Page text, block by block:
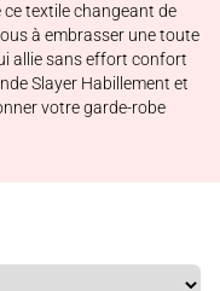
textile changeant de
à embrasser une toute
allie sans effort confort
Slayer Habillement et
votre garde-robe